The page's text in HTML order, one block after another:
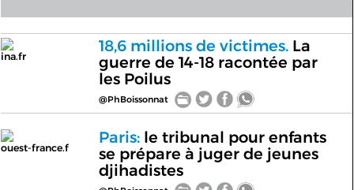
SUR L'ÉCRAN D'ACCUEIL
ABONNEZ-VOUS À LA NEWSLETTER!
< RETOUR À L'ACCUEIL
ina.fr
18,6 millions de victimes.La
guerre de 14-18 racontée par
les Poilus
@PhBoissonnat
ouest-france.f
Paris:le tribunal pour enfants
se prépare à juger de jeunes
djihadistes